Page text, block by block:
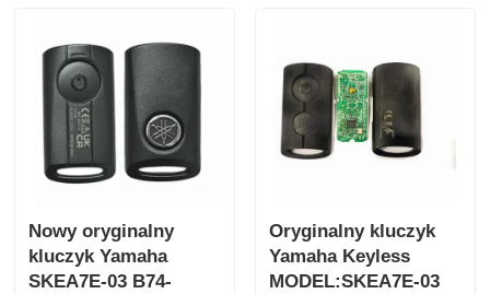
Nowy oryginalny
kluczyk Yamaha
SKEA7E-03 B74-
Oryginalny kluczyk
Yamaha Keyless
MODEL:SKEA7E-03